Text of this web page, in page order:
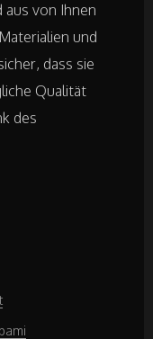
aus von Ihnen
und
dass sie
Qualität
des